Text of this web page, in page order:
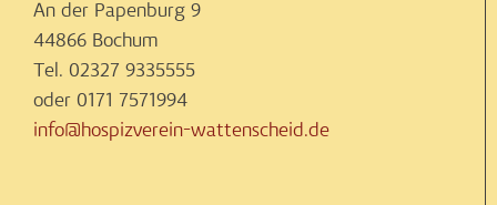
An der Papenburg 9
44866 Bochum
Tel. 02327 9335555
oder 0171 7571994
info@hospizverein-wattenscheid.de